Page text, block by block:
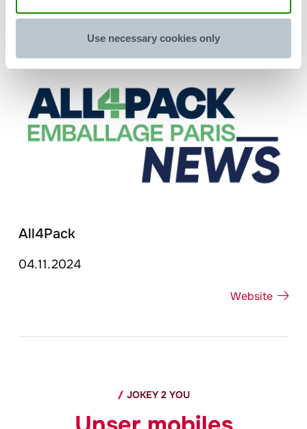
Use necessary cookies only
All4Pack
04.11.2024
Website
JOKEY2 YOU